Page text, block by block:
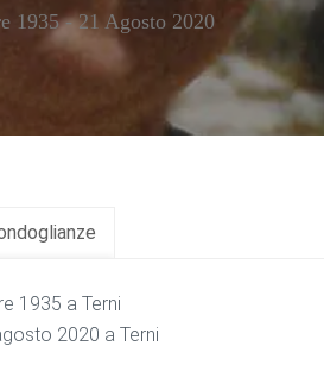
1935 - 21 Agosto 2020
1935 a Terni
2020 a Terni